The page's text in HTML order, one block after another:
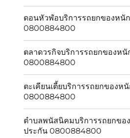
ดอนหัวฬ่อบริการรถยกของหนั
0800884800
ตลาดวรกิจบริการรถยกของห
0800884800
ตะเคียนเตี้ยบริการรถยกของห
0800884800
ตำบลพนัสนิคมบริการรถยกขอ
ประกัน 0800884800